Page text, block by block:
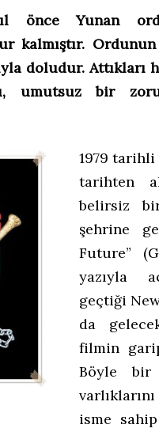
önce Yunan
kalmıştır.
doludur. Attıkları
umutsuz bir
1979 tarihli
tarihten
belirsiz
şehrine
Future”
yazıyla
geçtiği
da
filmin
Böyle bir
isme